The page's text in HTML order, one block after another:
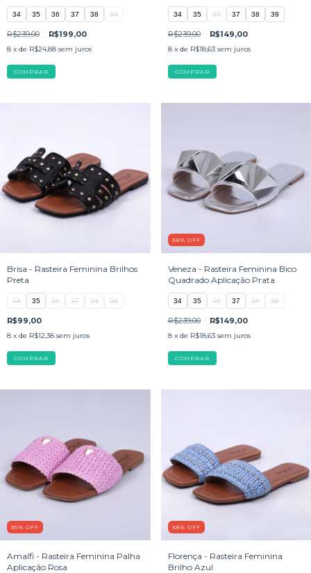
Preta
34 35 36 37 38 39
R$239,00 R$199,00
8 x de R$24,88 sem juros
COMPRAR
34 35 36 37 38 39
R$239,00 R$149,00
8 x de R$18,63 sem juros
COMPRAR
Brisa - Rasteira Feminina Brilhos
Preta
34 35 36 37 38 39
R$99,00
8 x de R$12,38 sem juros
COMPRAR
38% OFF
Veneza - Rasteira Feminina Bico
Quadrado Aplicação Prata
34 35 36 37 38 39
R$239,00 R$149,00
8 x de R$18,63 sem juros
COMPRAR
35% OFF
Amalfi - Rasteira Feminina Palha
Aplicação Rosa
38% OFF
Florença - Rasteira Feminina
Brilho Azul